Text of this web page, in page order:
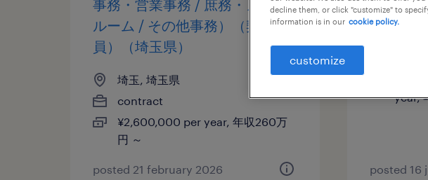
事務・営業事務 / 庶務・メール
ルーム / その他事務）（契約社
員）（埼玉県）
埼玉, 埼玉県
contract
¥2,600,000 per year, 年収260万
円 ～
posted 21 february 2026
（埼玉
year,
posted 16
decline them, or click "customize" to
information is in our cookie policy.
customize